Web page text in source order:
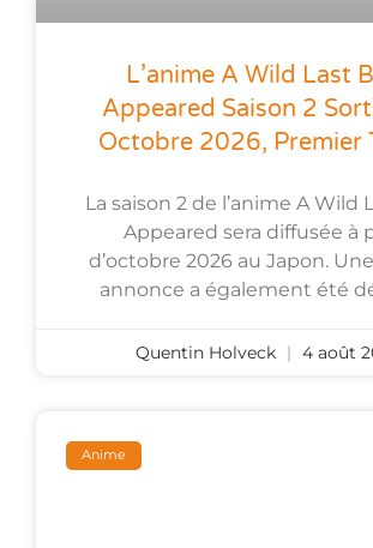
L’anime A Wild Last
Appeared Saison 2
Octobre 2026, Premier
La saison 2 de l’anime A Wild
Appeared sera diffusée à
d’octobre 2026 au Japon.
annonce a également été
Quentin Holveck 4 août
Anime